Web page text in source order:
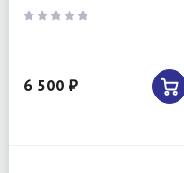
6 500 ₽